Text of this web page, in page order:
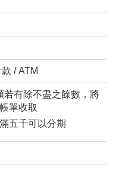
/ ATM
若有除不盡之餘數，將
單收取
五千可以分期